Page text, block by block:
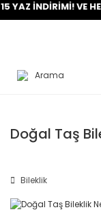
İNDİRİMİ! VE
Arama
Doğal Taş
Bileklik